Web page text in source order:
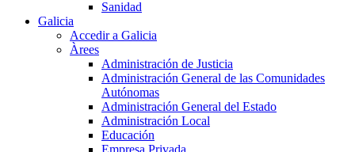
Sanidad
Galicia
Accedir a Galicia
Àrees
Administración de Justicia
Administración General de las Comunidades
Autónomas
Administración General del Estado
Administración Local
Educación